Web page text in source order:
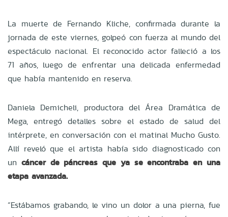
La muerte de Fernando Kliche, confirmada durante la
jornada de este viernes, golpeó con fuerza al mundo del
espectáculo nacional. El reconocido actor falleció a los
71 años, luego de enfrentar una delicada enfermedad
que había mantenido en reserva.
Daniela Demicheli, productora del Área Dramática de
Mega, entregó detalles sobre el estado de salud del
intérprete, en conversación con el matinal Mucho Gusto.
Allí reveló que el artista había sido diagnosticado con
un cáncer de páncreas que ya se encontraba en una
etapa avanzada.
“Estábamos grabando, le vino un dolor a una pierna, fue